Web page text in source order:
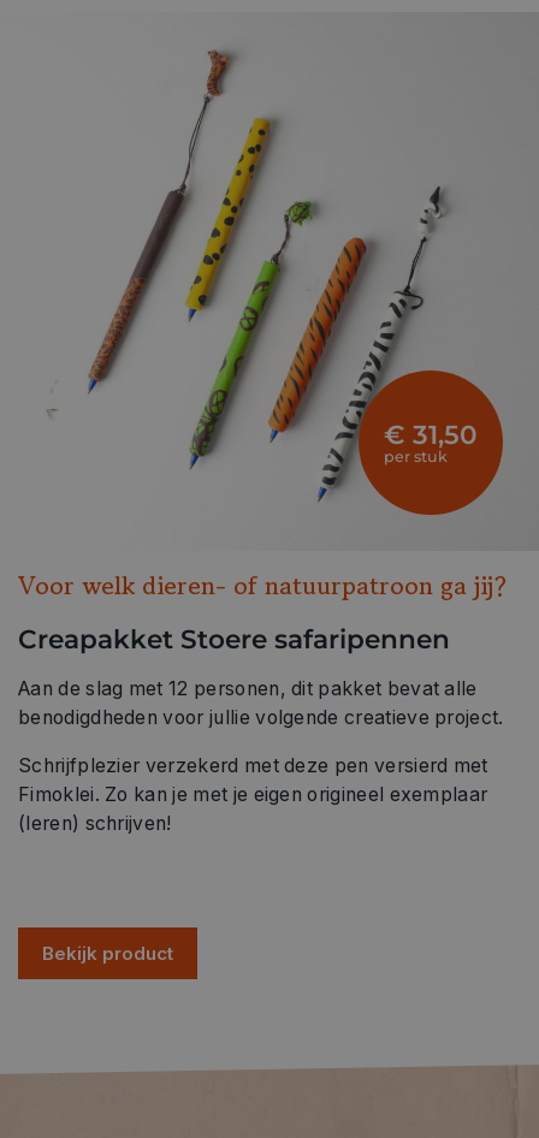
€ 31,50
per stuk
Voor welk dieren- of natuurpatroon ga jij?
Creapakket Stoere safaripennen
Aan de slag met 12 personen, dit pakket bevat alle
benodigdheden voor jullie volgende creatieve project.
Schrijfplezier verzekerd met deze pen versierd met
Fimoklei. Zo kan je met je eigen origineel exemplaar
(leren) schrijven!
Bekijk product